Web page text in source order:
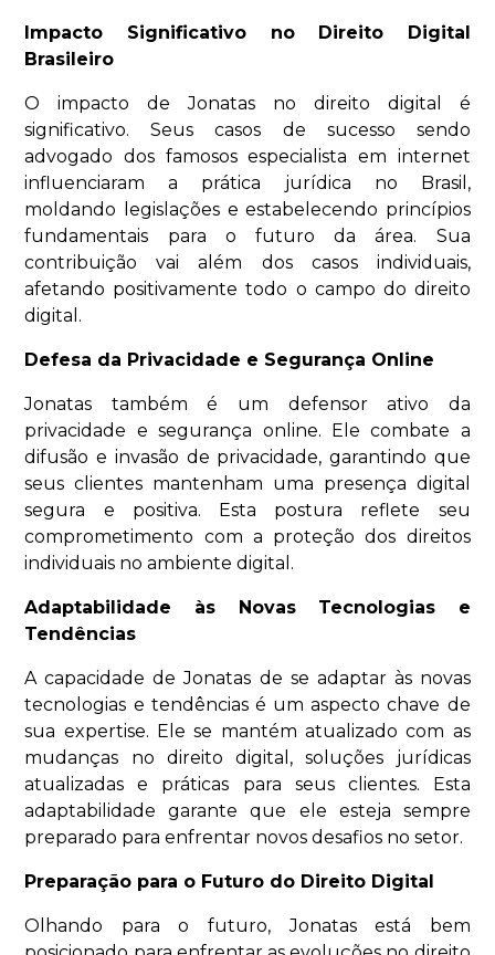
Impacto Significativo no Direito Digital
Brasileiro
O impacto de Jonatas no direito digital é
significativo. Seus casos de sucesso sendo
advogado dos famosos especialista em internet
influenciaram a prática jurídica no Brasil,
moldando legislações e estabelecendo princípios
fundamentais para o futuro da área. Sua
contribuição vai além dos casos individuais,
afetando positivamente todo o campo do direito
digital.
Defesa da Privacidade e Segurança Online
Jonatas também é um defensor ativo da
privacidade e segurança online. Ele combate a
difusão e invasão de privacidade, garantindo que
seus clientes mantenham uma presença digital
segura e positiva. Esta postura reflete seu
comprometimento com a proteção dos direitos
individuais no ambiente digital.
Adaptabilidade às Novas Tecnologias e
Tendências
A capacidade de Jonatas de se adaptar às novas
tecnologias e tendências é um aspecto chave de
sua expertise. Ele se mantém atualizado com as
mudanças no direito digital, soluções jurídicas
atualizadas e práticas para seus clientes. Esta
adaptabilidade garante que ele esteja sempre
preparado para enfrentar novos desafios no setor.
Preparação para o Futuro do Direito Digital
Olhando para o futuro, Jonatas está bem